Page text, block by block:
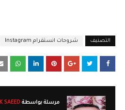
التصنيف شروحات انستقرام Instagram
مرسلة بواسطة